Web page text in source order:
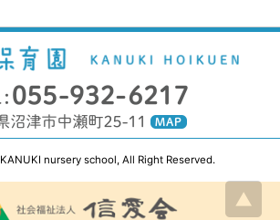
nursery school, All Right Reserved.